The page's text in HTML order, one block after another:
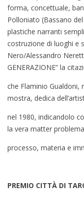
forma, concettuale,
Polloniato (Bassano
plastiche narranti
costruzione di luoghi e
Nero/Alessandro
GENERAZIONE” la
che Flaminio Gualdoni,
mostra, dedica
nel 1980, indicandolo
la vera matter
processo, materia e
PREMIO CITTÀ DI